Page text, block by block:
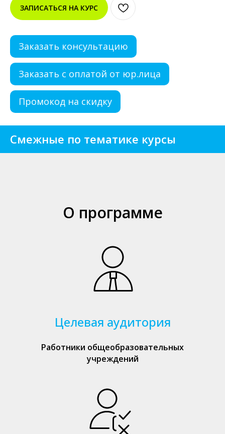
ЗАПИСАТЬСЯ НА КУРС
Заказать консультацию
Заказать с оплатой от юр.лица
Промокод на скидку
Смежные по тематике курсы
О программе
Целевая аудитория
Работники общеобразовательных
учреждений